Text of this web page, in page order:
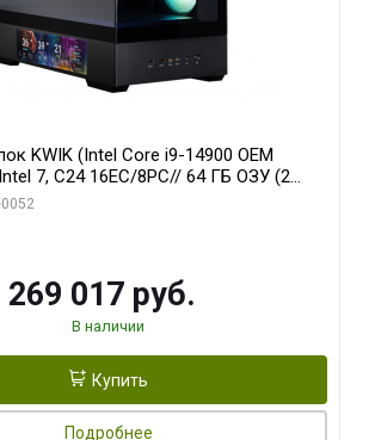
KWIK (Intel Core i9-14900 OEM
7, C24 16EC/8PC// 64 ГБ ОЗУ (2
GAMINGPRO OC 16GB GDDR7
269 017 руб.
В наличии
Купить
Подробнее